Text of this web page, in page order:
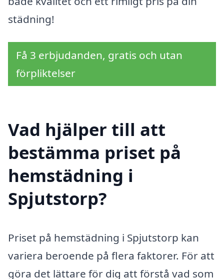
städning!
Få 3 erbjudanden, gratis och utan
förpliktelser
Vad hjälper till att
bestämma priset på
hemstädning i
Spjutstorp?
Priset på hemstädning i Spjutstorp kan
variera beroende på flera faktorer. För att
göra det lättare för dig att förstå vad som